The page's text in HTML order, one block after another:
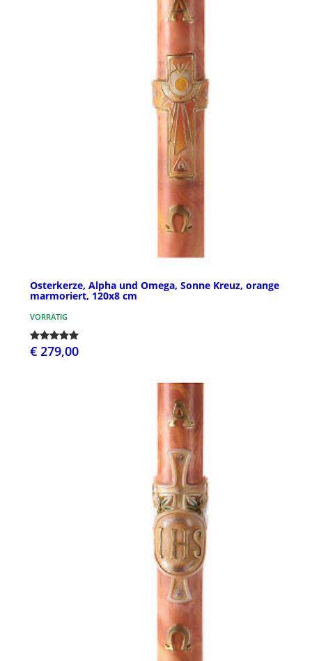
Osterkerze, Alpha und Omega, Sonne Kreuz, orange
marmoriert, 120x8 cm
VORRÄTIG
€ 279,00